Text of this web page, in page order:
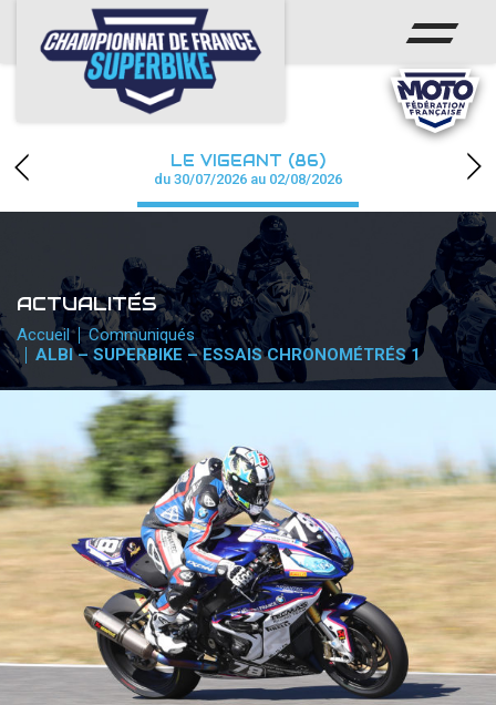
ACCUEIL
CHAMPIONNAT
CALENDRIER
PHOTOS / WEB TV
PARTENAIRES
PRESSE
PRESSE
accéder à la billetterie
LE VIGEANT (86)
du 30/07/2026 au 02/08/2026
ACTUALITÉS
Accueil
Communiqués
ALBI – SUPERBIKE – ESSAIS CHRONOMÉTRÉS 1